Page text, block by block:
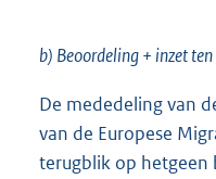
b) Beoordeling + inzet
De mededeling van
van de Europese
terugblik op hetgeen